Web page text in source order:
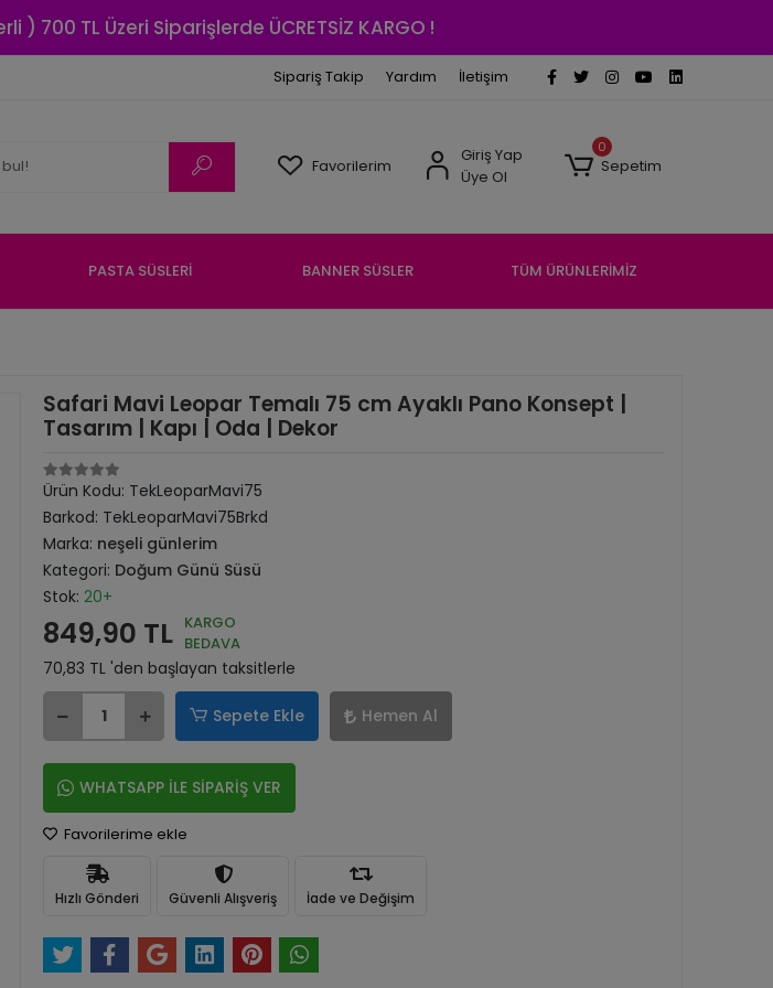
) 700 TL Üzeri Siparişlerde ÜCRETSİZ KARGO !
Sipariş Takip Yardım İletişim
Favorilerim
Giriş Yap
Üye Ol
0
Sepetim
PASTA SÜSLERİ BANNER SÜSLER TÜM ÜRÜNLERİMİZ
Safari Mavi Leopar Temalı 75 cm Ayaklı Pano Konsept |
Tasarım | Kapı | Oda | Dekor
Ürün Kodu: TekLeoparMavi75
Barkod: TekLeoparMavi75Brkd
Marka: neşeli günlerim
Kategori: Doğum Günü Süsü
Stok: 20+
849,90 TL KARGO
BEDAVA
70,83 TL 'den başlayan taksitlerle
Sepete Ekle Hemen Al
WHATSAPP İLE SİPARİŞ VER
Favorilerime ekle
Hızlı Gönderi Güvenli Alışveriş İade ve Değişim